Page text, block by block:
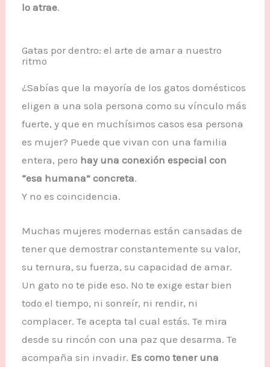
lo atrae.
Gatas por dentro: el arte de amar a nuestro
ritmo
¿Sabías que la mayoría de los gatos domésticos
eligen a una sola persona como su vínculo más
fuerte, y que en muchísimos casos esa persona
es mujer? Puede que vivan con una familia
entera, pero hay una conexión especial con
“esa humana” concreta.
Y no es coincidencia.
Muchas mujeres modernas están cansadas de
tener que demostrar constantemente su valor,
su ternura, su fuerza, su capacidad de amar.
Un gato no te pide eso. No te exige estar bien
todo el tiempo, ni sonreír, ni rendir, ni
complacer. Te acepta tal cual estás. Te mira
desde su rincón con una paz que desarma. Te
acompaña sin invadir. Es como tener una